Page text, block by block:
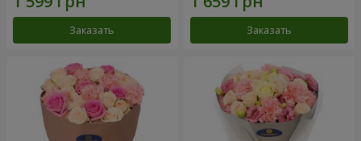
Заказать Заказать